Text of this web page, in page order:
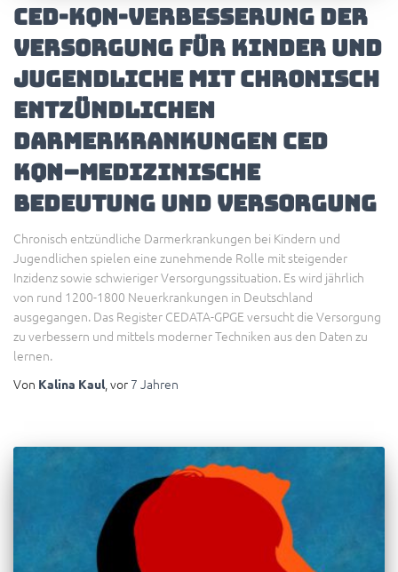
CED-KQN-Verbesserung der
Versorgung für Kinder und
Jugendliche mit chronisch
entzündlichen
Darmerkrankungen CED
KQN–medizinische
Bedeutung und Versorgung
Chronisch entzündliche Darmerkrankungen bei Kindern und
Jugendlichen spielen eine zunehmende Rolle mit steigender
Inzidenz sowie schwieriger Versorgungssituation. Es wird jährlich
von rund 1200-1800 Neuerkrankungen in Deutschland
ausgegangen. Das Register CEDATA-GPGE versucht die Versorgung
zu verbessern und mittels moderner Techniken aus den Daten zu
lernen.
Von Kalina Kaul, vor 7 Jahren